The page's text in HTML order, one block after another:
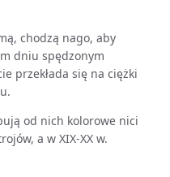
chodzą nago, aby
dniu spędzonym
przekłada się na ciężki
od nich kolorowe nici
a w XIX-XX w.